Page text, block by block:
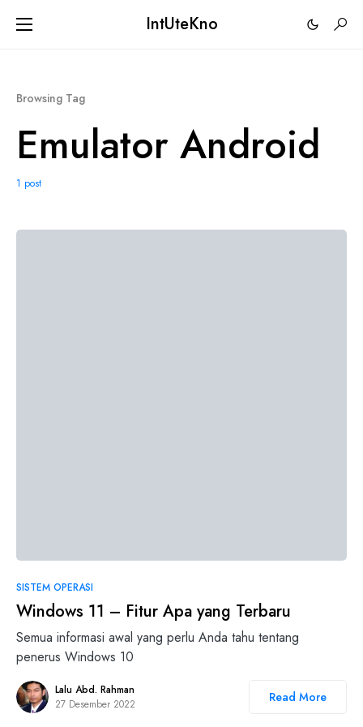
IntUteKno
Browsing Tag
Emulator Android
1 post
SISTEM OPERASI
Windows 11 – Fitur Apa yang Terbaru
Semua informasi awal yang perlu Anda tahu tentang
penerus Windows 10
Lalu Abd. Rahman
27 Desember 2022
Read More